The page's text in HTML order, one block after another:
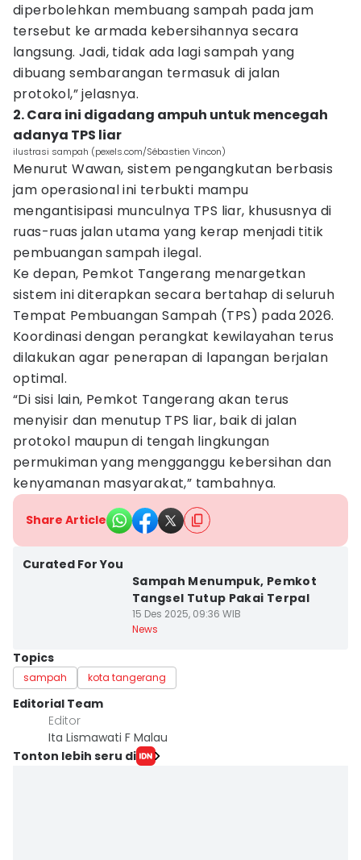
diperbolehkan membuang sampah pada jam
tersebut ke armada kebersihannya secara
langsung. Jadi, tidak ada lagi sampah yang
dibuang sembarangan termasuk di jalan
protokol,” jelasnya.
2. Cara ini digadang ampuh untuk mencegah
adanya TPS liar
ilustrasi sampah (pexels.com/Sébastien Vincon)
Menurut Wawan, sistem pengangkutan berbasis
jam operasional ini terbukti mampu
mengantisipasi munculnya TPS liar, khususnya di
ruas-ruas jalan utama yang kerap menjadi titik
pembuangan sampah ilegal.
Ke depan, Pemkot Tangerang menargetkan
sistem ini diterapkan secara bertahap di seluruh
Tempat Pembuangan Sampah (TPS) pada 2026.
Koordinasi dengan perangkat kewilayahan terus
dilakukan agar penerapan di lapangan berjalan
optimal.
“Di sisi lain, Pemkot Tangerang akan terus
menyisir dan menutup TPS liar, baik di jalan
protokol maupun di tengah lingkungan
permukiman yang mengganggu kebersihan dan
kenyamanan masyarakat,” tambahnya.
Share Article
Curated For You
Sampah Menumpuk, Pemkot
Tangsel Tutup Pakai Terpal
15 Des 2025, 09:36 WIB
News
Topics
sampah kota tangerang
Editorial Team
Editor
Ita Lismawati F Malau
Tonton lebih seru di